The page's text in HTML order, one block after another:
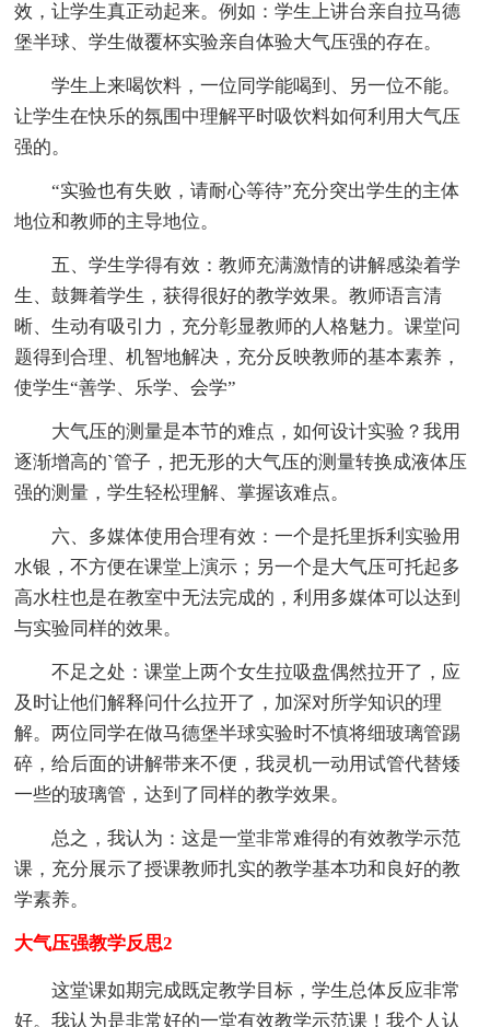
效，让学生真正动起来。例如：学生上讲台亲自拉马德
堡半球、学生做覆杯实验亲自体验大气压强的存在。
学生上来喝饮料，一位同学能喝到、另一位不能。
让学生在快乐的氛围中理解平时吸饮料如何利用大气压
强的。
“实验也有失败，请耐心等待”充分突出学生的主体
地位和教师的主导地位。
五、学生学得有效：教师充满激情的讲解感染着学
生、鼓舞着学生，获得很好的教学效果。教师语言清
晰、生动有吸引力，充分彰显教师的人格魅力。课堂问
题得到合理、机智地解决，充分反映教师的基本素养，
使学生“善学、乐学、会学”
大气压的测量是本节的难点，如何设计实验？我用
逐渐增高的`管子，把无形的大气压的测量转换成液体压
强的测量，学生轻松理解、掌握该难点。
六、多媒体使用合理有效：一个是托里拆利实验用
水银，不方便在课堂上演示；另一个是大气压可托起多
高水柱也是在教室中无法完成的，利用多媒体可以达到
与实验同样的效果。
不足之处：课堂上两个女生拉吸盘偶然拉开了，应
及时让他们解释问什么拉开了，加深对所学知识的理
解。两位同学在做马德堡半球实验时不慎将细玻璃管踢
碎，给后面的讲解带来不便，我灵机一动用试管代替矮
一些的玻璃管，达到了同样的教学效果。
总之，我认为：这是一堂非常难得的有效教学示范
课，充分展示了授课教师扎实的教学基本功和良好的教
学素养。
大气压强教学反思2
这堂课如期完成既定教学目标，学生总体反应非常
好。我认为是非常好的一堂有效教学示范课！我个人认